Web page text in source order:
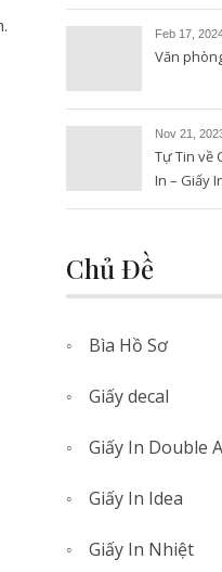
Feb 17,
Văn
Nov 21,
Tự Tin về
In – Giấy
Phẩm
Chủ Đề
Bìa Hồ Sơ
Giấy decal
Giấy In Double A
Giấy In Idea
Giấy In Nhiệt